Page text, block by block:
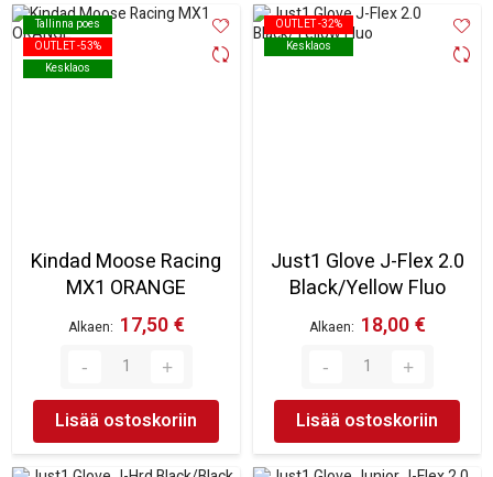
Tallinna poes
OUTLET -53%
Kesklaos
Tallinna poes
OUTLET -53%
Kesklaos
Kindad Moose Racing
MX1 ORANGE
Alkaen 17,50 €
Lisää ostoskoriin
OUTLET -32%
Kesklaos
OUTLET -32%
Kesklaos
Just1 Glove J-Flex 2.0
Black/Yellow Fluo
Alkaen 18,00 €
Lisää ostoskoriin